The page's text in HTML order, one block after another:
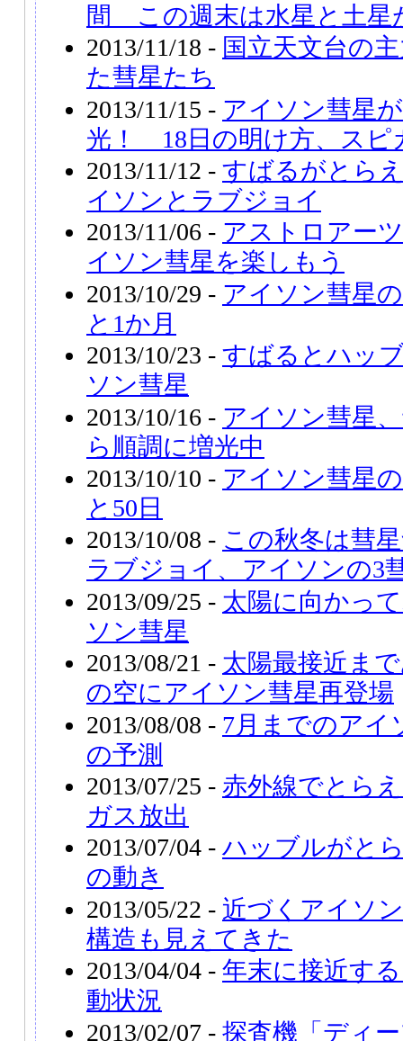
間 この週末は水星と土星
2013/11/18 - 国立天文台の
た彗星たち
2013/11/15 - アイソン彗星
光！ 18日の明け方、スピ
2013/11/12 - すばるがとら
イソンとラブジョイ
2013/11/06 - アストロアー
イソン彗星を楽しもう
2013/10/29 - アイソン彗星
と1か月
2013/10/23 - すばるとハッ
ソン彗星
2013/10/16 - アイソン彗星
ら順調に増光中
2013/10/10 - アイソン彗星
と50日
2013/10/08 - この秋冬は彗
ラブジョイ、アイソンの3
2013/09/25 - 太陽に向かっ
ソン彗星
2013/08/21 - 太陽最接近ま
の空にアイソン彗星再登場
2013/08/08 - 7月までのアイ
の予測
2013/07/25 - 赤外線でとら
ガス放出
2013/07/04 - ハッブルがと
の動き
2013/05/22 - 近づくアイソ
構造も見えてきた
2013/04/04 - 年末に接近す
動状況
2013/02/07 - 探査機「ディ